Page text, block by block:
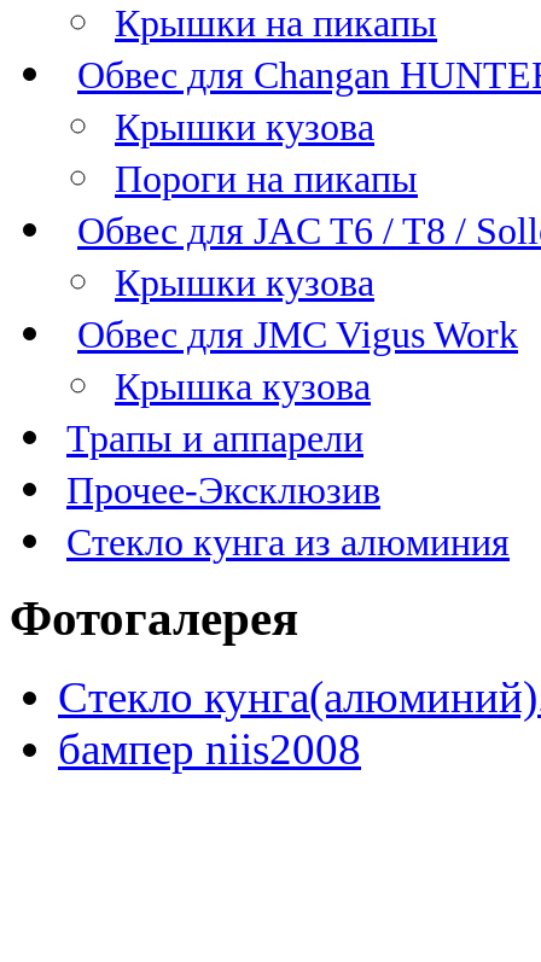
Крышки на пикапы
Обвес для Changan
Крышки кузова
Пороги на пикапы
Обвес для JAC T6 / T8 /
Крышки кузова
Обвес для JMC Vigus Work
Крышка кузова
Трапы и аппарели
Прочее-Эксклюзив
Стекло кунга из алюминия
Фотогалерея
Стекло
бампер niis2008